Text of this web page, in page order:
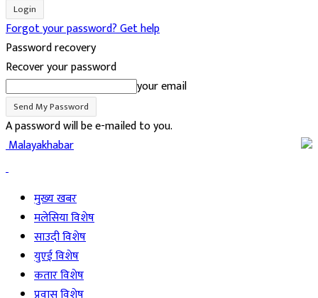
Forgot your password? Get help
Password recovery
Recover your password
your email
A password will be e-mailed to you.
Malayakhabar
मुख्य खबर
मलेसिया विशेष
साउदी विशेष
युएई विशेष
कतार विशेष